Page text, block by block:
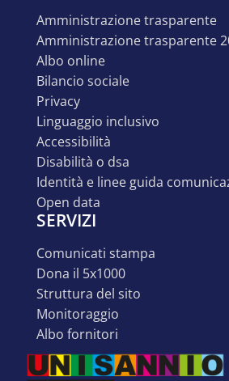
amministrazione trasparente
amministrazione trasparente
albo online
bilancio sociale
privacy
linguaggio inclusivo
accessibilità
disabilità o dsa
identità e linee guida
open data
SERVIZI
comunicati stampa
dona il 5x1000
struttura del sito
monitoraggio
albo fornitori